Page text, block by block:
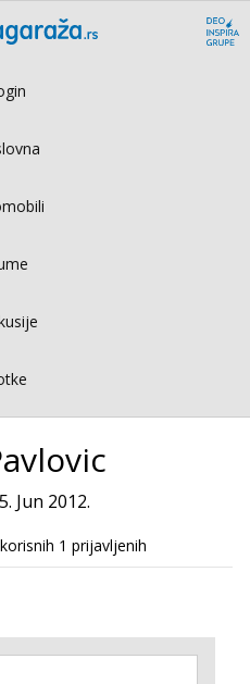
Jun 2012.
1 prijavljenih